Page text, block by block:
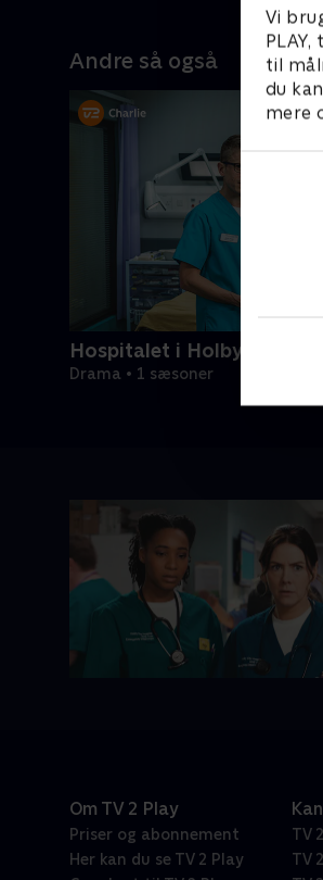
Vi
til
du
mere
Andre så også
Hospitalet i Holby
Drama • 1 sæsoner
Om TV 2 Play
Priser og abonnement
Her kan du se TV 2 Play
TV 2
TV